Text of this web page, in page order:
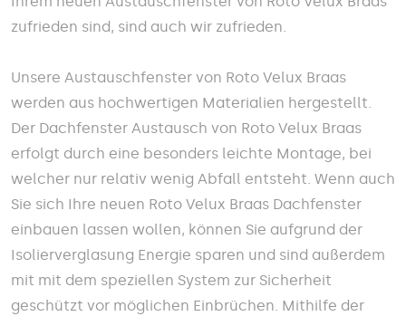
zufrieden sind, sind auch wir zufrieden.
Unsere Austauschfenster von Roto Velux Braas
werden aus hochwertigen Materialien hergestellt.
Der Dachfenster Austausch von Roto Velux Braas
erfolgt durch eine besonders leichte Montage, bei
welcher nur relativ wenig Abfall entsteht. Wenn auch
Sie sich Ihre neuen Roto Velux Braas Dachfenster
einbauen lassen wollen, können Sie aufgrund der
Isolierverglasung Energie sparen und sind außerdem
mit mit dem speziellen System zur Sicherheit
geschützt vor möglichen Einbrüchen. Mithilfe der